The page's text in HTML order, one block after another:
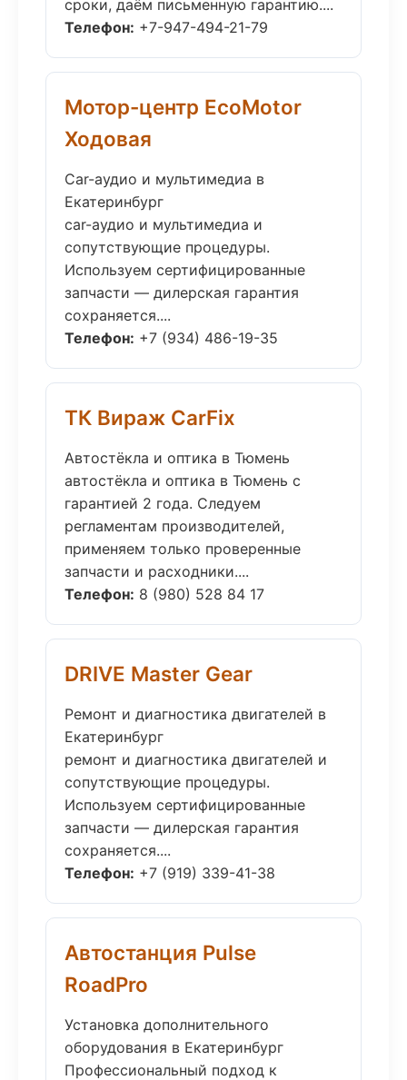
сроки, даём письменную гарантию....
Телефон: +7-947-494-21-79
Мотор-центр EcoMotor
Ходовая
Car-аудио и мультимедиа в
Екатеринбург
car-аудио и мультимедиа и
сопутствующие процедуры.
Используем сертифицированные
запчасти — дилерская гарантия
сохраняется....
Телефон: +7 (934) 486-19-35
ТК Вираж CarFix
Автостёкла и оптика в Тюмень
автостёкла и оптика в Тюмень с
гарантией 2 года. Следуем
регламентам производителей,
применяем только проверенные
запчасти и расходники....
Телефон: 8 (980) 528 84 17
DRIVE Master Gear
Ремонт и диагностика двигателей в
Екатеринбург
ремонт и диагностика двигателей и
сопутствующие процедуры.
Используем сертифицированные
запчасти — дилерская гарантия
сохраняется....
Телефон: +7 (919) 339-41-38
Автостанция Pulse
RoadPro
Установка дополнительного
оборудования в Екатеринбург
Профессиональный подход к